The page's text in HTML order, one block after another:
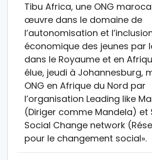
Tibu Africa, une ONG
œuvre dans le domaine de
l’autonomisation et
économique des jeunes par
dans le Royaume et en
élue, jeudi à Johannesburg,
ONG en Afrique du Nord par
l’organisation Leading like
(Diriger comme Mandela) et
Social Change network
pour le changement social».